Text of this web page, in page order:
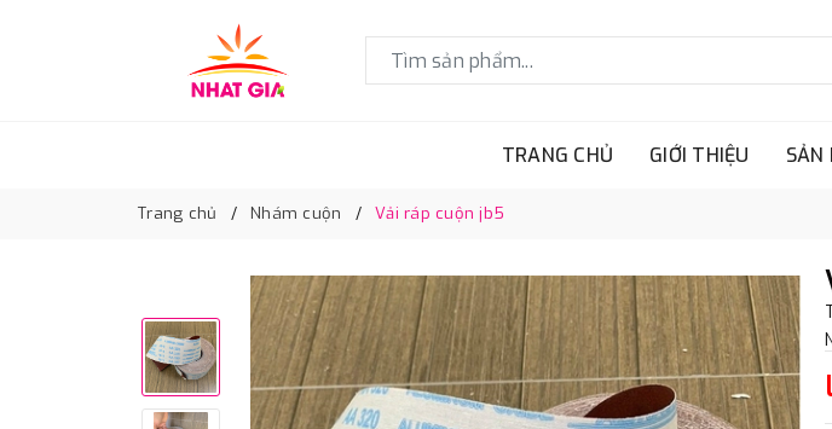
TRANG CHỦ GIỚI THIỆU SẢN
Trang chủ Nhám cuộn Vải ráp cuộn jb5